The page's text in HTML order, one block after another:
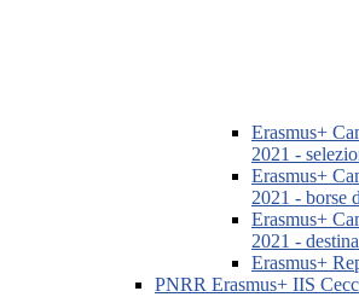
Erasmus+
2021 -
Erasmus+
2021 - borse
Erasmus+
2021 -
Erasmus+
PNRR Erasmus+ IIS